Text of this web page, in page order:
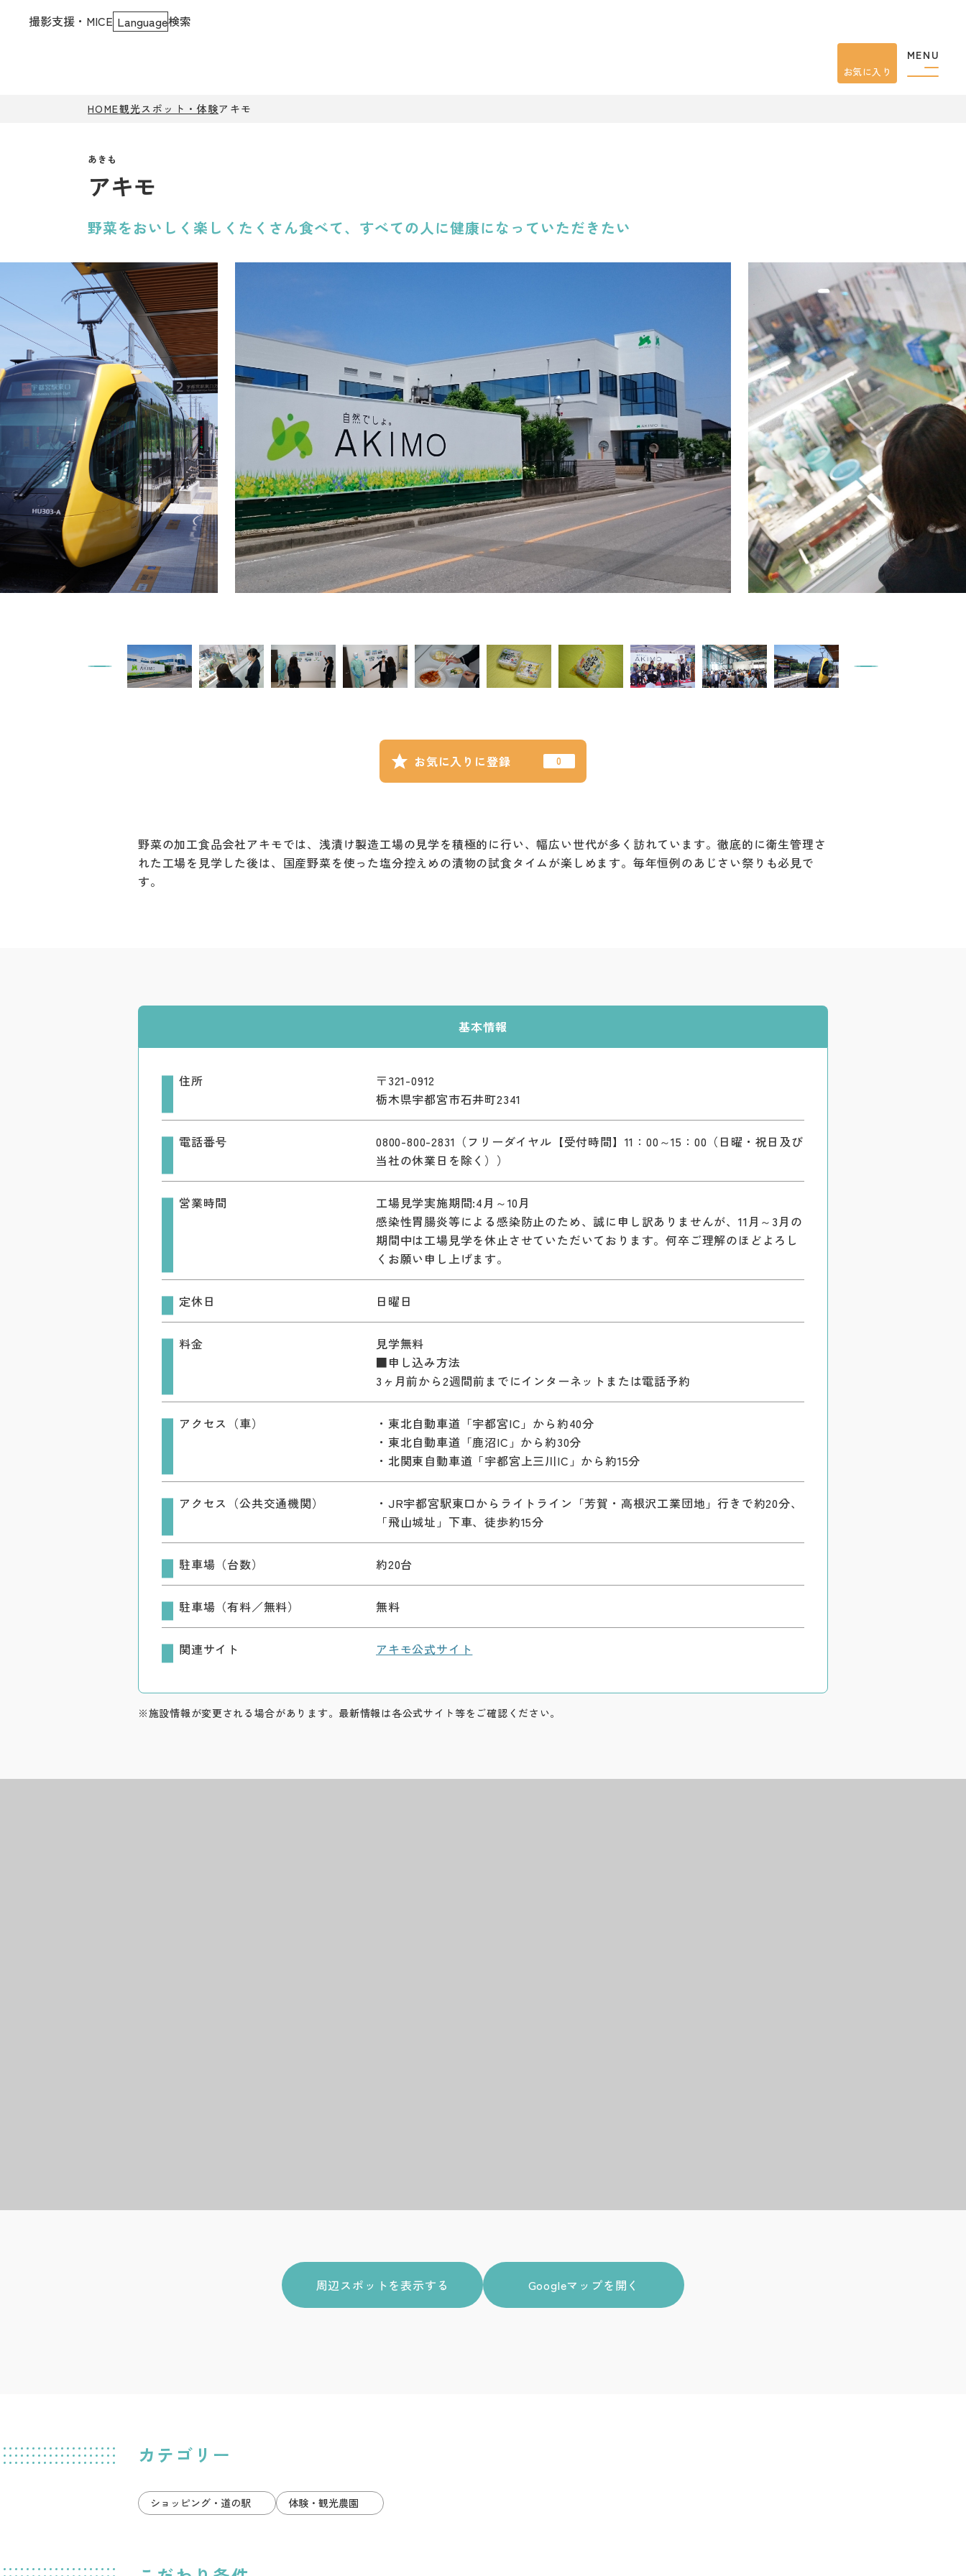
MENU
撮影支援・MICE Language検索
お気に入り
HOME観光スポット・体験アキモ
アキモ
お気に入りに登録
野菜をおいしく楽しくたくさん食べて、すべての人に健康になっていただきたい
野菜の加工食品会社アキモでは、浅漬け製造工場の見学を積極的に行い、幅広い世代が多く訪れています。徹底的に衛生管理さ
れた工場を見学した後は、国産野菜を使った塩分控えめの漬物の試食タイムが楽しめます。毎年恒例のあじさい祭りも必見で
す。
基本情報
住所
〒321-0912
栃木県宇都宮市石井町2341
電話番号
0800-800-2831（フリーダイヤル【受付時間】11：00～15：00（日曜・祝日及び
当社の休業日を除く））
営業時間
工場見学実施期間:4月～10月
感染性胃腸炎等による感染防止のため、誠に申し訳ありませんが、11月～3月の
期間中は工場見学を休止させていただいております。何卒ご理解のほどよろし
くお願い申し上げます。
定休日 日曜日
料金
見学無料
■申し込み方法
3ヶ月前から2週間前までにインターネットまたは電話予約
アクセス（車）
・東北自動車道「宇都宮IC」から約40分
・東北自動車道「鹿沼IC」から約30分
・北関東自動車道「宇都宮上三川IC」から約15分
アクセス（公共交通機関）
・JR宇都宮駅東口からライトライン「芳賀・高根沢工業団地」行きで約20分、
「飛山城址」下車、徒歩約15分
駐車場（台数） 約20台
駐車場（有料／無料） 無料
関連サイト アキモ公式サイト
※施設情報が変更される場合があります。最新情報は各公式サイト等をご確認ください。
カテゴリー
ショッピング・道の駅 体験・観光農園
周辺スポットを表示する Googleマップを開く